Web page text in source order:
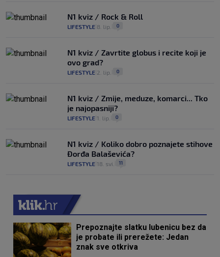
N1 kviz / Rock & Roll
LIFESTYLE 8. lip. 0
N1 kviz / Zavrtite globus i recite koji je
ovo grad?
LIFESTYLE 2. lip. 0
N1 kviz / Zmije, meduze, komarci... Tko
je najopasniji?
LIFESTYLE 1. lip. 0
N1 kviz / Koliko dobro poznajete stihove
Đorđa Balaševića?
LIFESTYLE 18. svi. 11
Prepoznajte slatku lubenicu bez da
je probate ili prerežete: Jedan
znak sve otkriva